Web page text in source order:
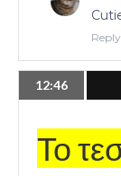
12:46
Το